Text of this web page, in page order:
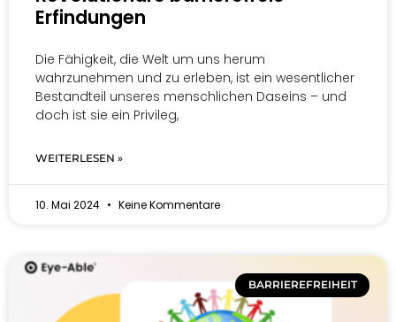
Erfindungen
Die Fähigkeit, die Welt um uns herum
wahrzunehmen und zu erleben, ist ein wesentlicher
Bestandteil unseres menschlichen Daseins – und
doch ist sie ein Privileg,
WEITERLESEN »
10. Mai 2024 Keine Kommentare
BARRIEREFREIHEIT